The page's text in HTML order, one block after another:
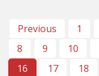
Previous 1
8
9 10
16
17 18